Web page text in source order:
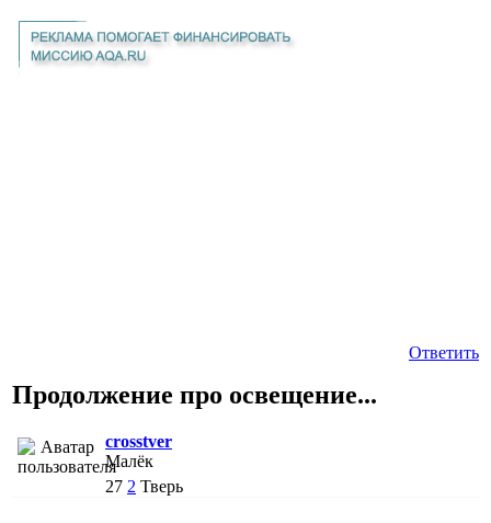
Ответить
Продолжение про освещение...
crosstver
Малёк
27 2 Тверь